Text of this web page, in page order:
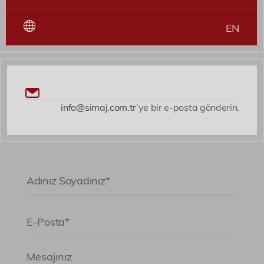
EN
info@simaj.com.tr’ye bir e-posta gönderin.